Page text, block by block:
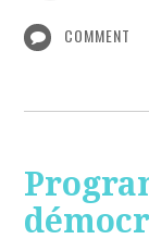
COMMENT